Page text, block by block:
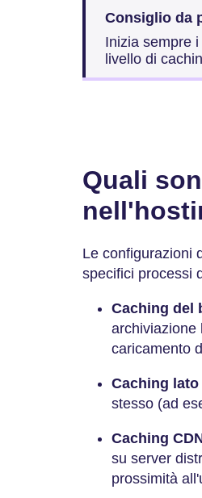
Consiglio da
Inizia sempre
livello di
Quali
Le configurazioni
specifici processi
Caching del
archiviazione
caricamento
Caching
stesso (ad
Caching
su server
prossimità